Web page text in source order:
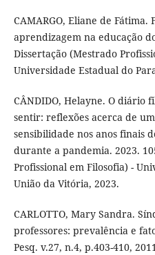
CAMARGO, Eliane de
aprendizagem na educação
Dissertação (Mestrado
Universidade Estadual do
CÂNDIDO, Helayne. O diário
sentir: reflexões acerca de
sensibilidade nos anos finais
durante a pandemia. 2023.
Profissional em Filosofia) -
União da Vitória, 2023.
CARLOTTO, Mary Sandra.
professores: prevalência e
Pesq. v.27, n.4, p.403-410,